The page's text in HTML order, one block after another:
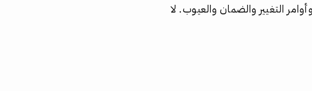
التغيير والضمان والعيوب. لا